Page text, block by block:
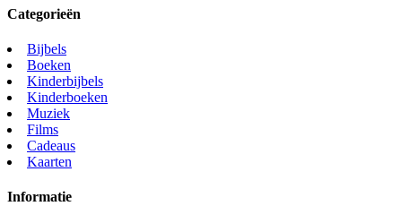
Categorieën
Bijbels
Boeken
Kinderbijbels
Kinderboeken
Muziek
Films
Cadeaus
Kaarten
Informatie